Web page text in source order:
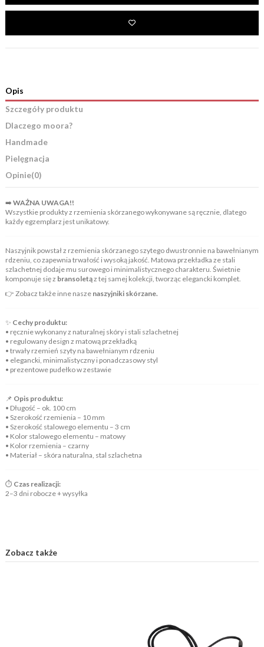
Opis
Szczegóły produktu
Dlaczego moora?
Handmade
Pielęgnacja
Opinie(0)
➡️ WAŻNA UWAGA!!
Wszystkie produkty z rzemienia skórzanego wykonywane są ręcznie, dlatego
każdy egzemplarz jest unikatowy.
Naszyjnik powstał z rzemienia skórzanego szytego dwustronnie na bawełnianym
rdzeniu, co zapewnia trwałość i wysoką jakość. Matowa przekładka ze stali
szlachetnej dodaje mu surowego i minimalistycznego charakteru. Świetnie
komponuje się z bransoletąz tej samej kolekcji, tworząc elegancki komplet.
👉 Zobacz także inne nasze naszyjniki skórzane.
✨ Cechy produktu:
• ręcznie wykonany z naturalnej skóry i stali szlachetnej
• regulowany design z matową przekładką
• trwały rzemień szyty na bawełnianym rdzeniu
• elegancki, minimalistyczny i ponadczasowy styl
• prezentowe pudełko w zestawie
📌 Opis produktu:
• Długość – ok. 100 cm
• Szerokość rzemienia – 10 mm
• Szerokość stalowego elementu – 3 cm
• Kolor stalowego elementu – matowy
• Kolor rzemienia – czarny
• Materiał – skóra naturalna, stal szlachetna
⏱️ Czas realizacji:
2–3 dni robocze + wysyłka
Zobacz także